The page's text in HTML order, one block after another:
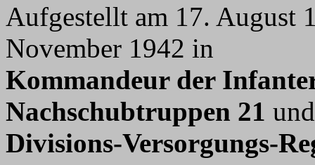
Aufgestellt am 17. August
November 1942 in
Kommandeur der
Nachschubtruppen 21
Divisions-Versorgungs-